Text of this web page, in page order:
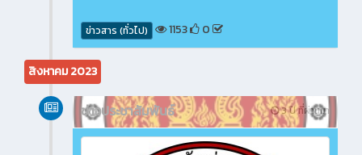
ข่าวสาร (ทั่วไป) 1153 0
สิงหาคม 2023
3 ปี ที่ผ่านมา
ข่าวประชาสัมพันธ์